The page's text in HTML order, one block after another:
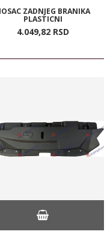
ZADNJEG BRANIKA
PLASTICNI
4.049,82 RSD